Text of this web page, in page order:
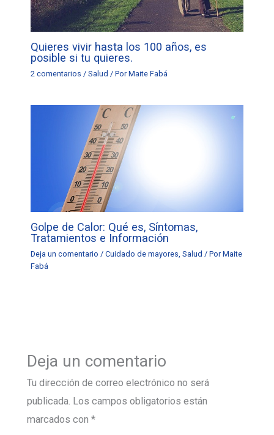
Quieres vivir hasta los 100 años, es
posible si tu quieres.
2 comentarios / Salud / Por Maite Fabá
Golpe de Calor: Qué es, Síntomas,
Tratamientos e Información
Deja un comentario / Cuidado de mayores Salud / Por Maite
Fabá
Deja un comentario
Tu dirección de correo electrónico no será
publicada. Los campos obligatorios están
marcados con *